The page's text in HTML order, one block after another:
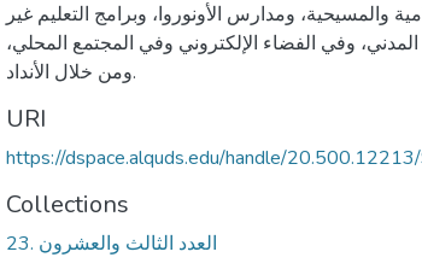
والمسيحية، ومدارس الأونوروا، وبرامج التعليم غير
وفي الفضاء الإلكتروني وفي المجتمع المحلي،
ومن خلال الأنداد.
URI
https://dspace.alquds.edu/handle/
Collections
23. العدد الثالث والعشرون